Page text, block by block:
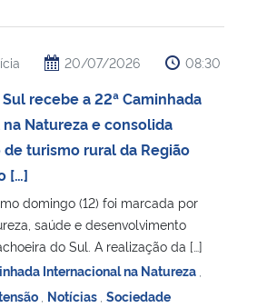
20/07/2026 08:30
recebe a 22ª Caminhada
Natureza e consolida
turismo rural da Região
[…]
domingo (12) foi marcada por
saúde e desenvolvimento
do Sul. A realização da […]
Internacional na Natureza
Notícias Sociedade